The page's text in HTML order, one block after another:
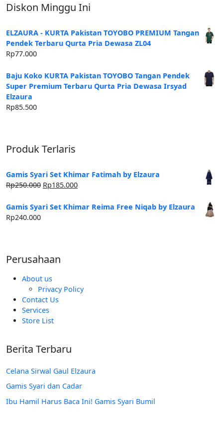
Diskon Minggu Ini
ELZAURA - KURTA Pakistan TOYOBO PREMIUM Tangan
Pendek Terbaru Qurta Pria Dewasa ZL04
Rp77.000
Baju Koko KURTA Pakistan TOYOBO Tangan Pendek
Super Premium Terbaru Qurta Pria Dewasa Irsyad
Elzaura
Rp85.500
Produk Terlaris
Gamis Syari Set Khimar Fatimah by Elzaura
Rp250.000 Harga
adalah:
Rp185.000Harga
ini
Gamis Syari Set Khimar Reima Free Niqab by Elzaura
Rp240.000
Perusahaan
About us
Privacy Policy
Contact Us
Services
Store List
Berita Terbaru
Celana Sirwal Gaul Elzaura
Gamis Syari dan Cadar
Ibu Hamil Harus Baca Ini! Gamis Syari Bumil